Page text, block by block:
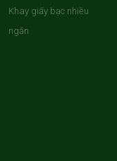
Khay giấy bạc nhiều
ngăn